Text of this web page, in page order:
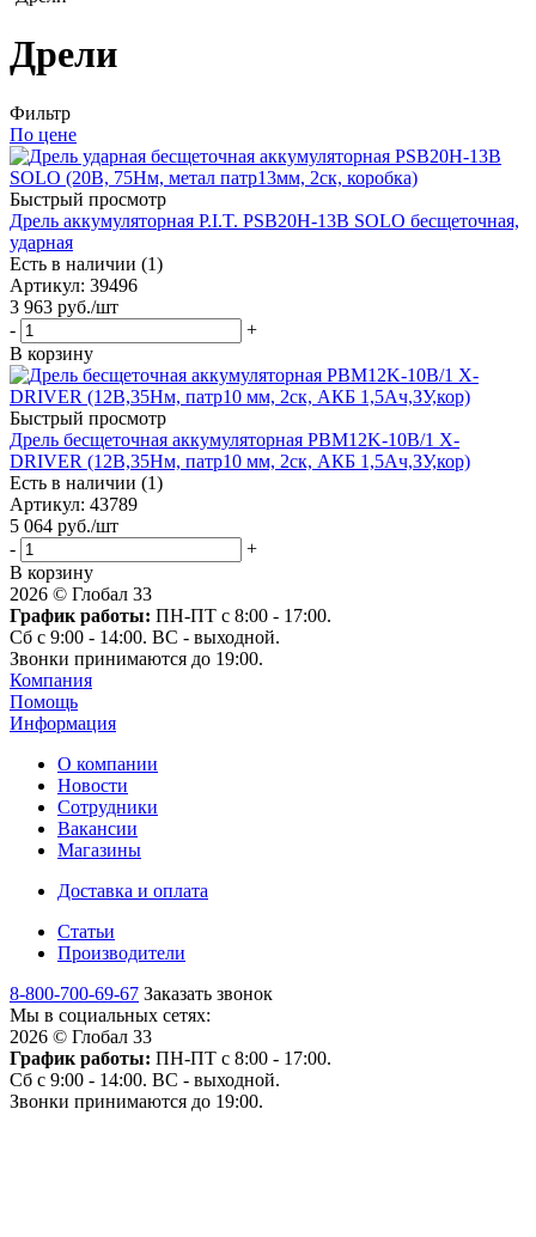
Дрели
Фильтр
По цене
Быстрый просмотр
Дрель аккумуляторная P.I.T. PSB20H-13B SOLO бесщеточная,
ударная
Есть в наличии (1)
Артикул: 39496
3 963 руб./шт
-
+
В корзину
Быстрый просмотр
Дрель бесщеточная аккумуляторная PBM12K-10B/1 X-
DRIVER (12В,35Нм, патр10 мм, 2ск, АКБ 1,5Ач,ЗУ,кор)
Есть в наличии (1)
Артикул: 43789
5 064 руб./шт
-
+
В корзину
2026 © Глобал 33
График работы: ПН-ПТ с 8:00 - 17:00.
Сб с 9:00 - 14:00. ВС - выходной.
Звонки принимаются до 19:00.
Компания
Помощь
Информация
О компании
Новости
Сотрудники
Вакансии
Магазины
Доставка и оплата
Статьи
Производители
8-800-700-69-67 Заказать звонок
Мы в социальных сетях:
2026 © Глобал 33
График работы: ПН-ПТ с 8:00 - 17:00.
Сб с 9:00 - 14:00. ВС - выходной.
Звонки принимаются до 19:00.